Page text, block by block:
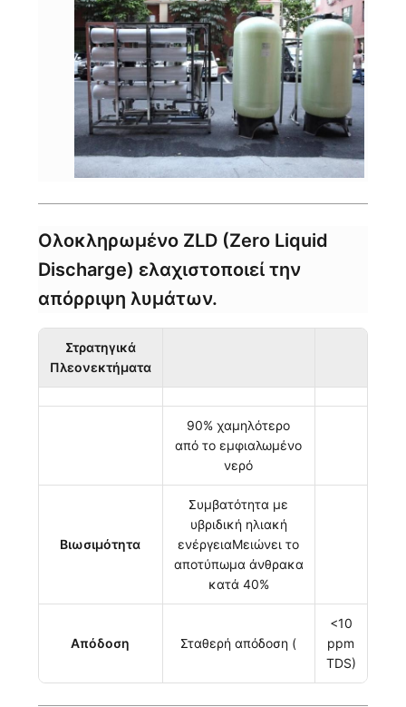
Ολοκληρωμένο ZLD (Zero Liquid
Discharge) ελαχιστοποιεί την
απόρριψη λυμάτων.
Στρατηγικά
Πλεονεκτήματα
90% χαμηλότερο
από το εμφιαλωμένο
νερό
Βιωσιμότητα
Συμβατότητα με
υβριδική ηλιακή
ενέργειαΜειώνει το
αποτύπωμα άνθρακα
κατά 40%
Απόδοση Σταθερή απόδοση (
<10
ppm
TDS)